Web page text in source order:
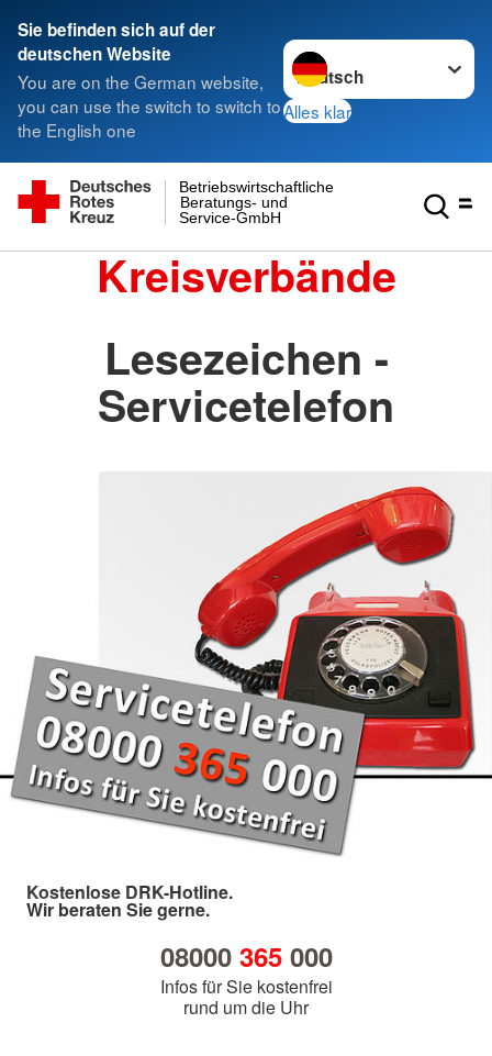
Sie befinden sich auf der
deutschen Website
You are on the German website,
you can use the switch to switch to
the English one
Sprache wechseln zu
Alles klar
Service-GmbH
Beratungs- und
Betriebswirtschaftliche
Kreisverbände
Lesezeichen -
Servicetelefon
Kostenlose DRK-Hotline.
Wir beraten Sie gerne.
08000 365000
Infos für Sie kostenfrei
rund um die Uhr